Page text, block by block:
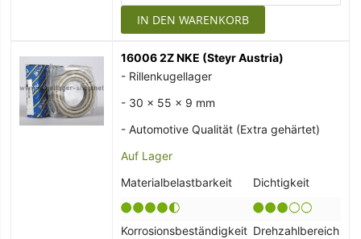
IN DEN WARENKORB
16006 2Z NKE (Steyr Austria)
- Rillenkugellager
- 30 x 55 x 9 mm
- Automotive Qualität (Extra gehärtet)
Auf Lager
Materialbelastbarkeit
Dichtigkeit
Korrosionsbeständigkeit Drehzahlbereich